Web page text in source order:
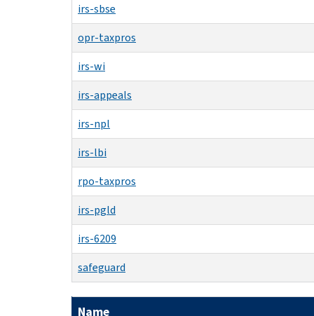
irs-sbse
opr-taxpros
irs-wi
irs-appeals
irs-npl
irs-lbi
rpo-taxpros
irs-pgld
irs-6209
safeguard
Name